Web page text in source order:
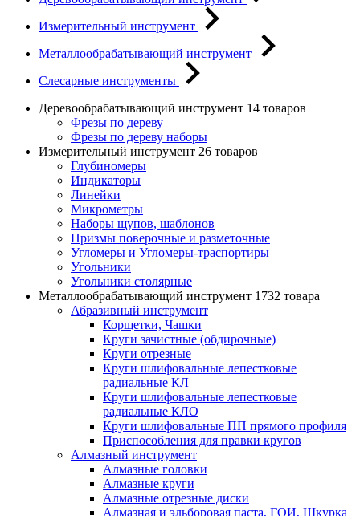
Измерительный инструмент
Металлообрабатывающий инструмент
Слесарные инструменты
Деревообрабатывающий инструмент 14 товаров
Фрезы по дереву
Фрезы по дереву наборы
Измерительный инструмент 26 товаров
Глубиномеры
Индикаторы
Линейки
Микрометры
Наборы щупов, шаблонов
Призмы поверочные и разметочные
Угломеры и Угломеры-траспортиры
Угольники
Угольники столярные
Металлообрабатывающий инструмент 1732 товара
Абразивный инструмент
Корщетки, Чашки
Круги зачистные (обдирочные)
Круги отрезные
Круги шлифовальные лепестковые
радиальные КЛ
Круги шлифовальные лепестковые
радиальные КЛО
Круги шлифовальные ПП прямого профиля
Приспособления для правки кругов
Алмазный инструмент
Алмазные головки
Алмазные круги
Алмазные отрезные диски
Алмазная и эльборовая паста, ГОИ, Шкурка